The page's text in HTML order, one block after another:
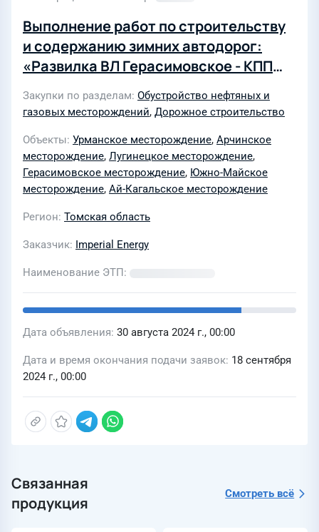
Выполнение работ по строительству
и содержанию зимних автодорог:
«Развилка ВЛ Герасимовское - КПП
Арчинское м/р» протяженностью
ориентировочно – 43 км; «КПП
Урманское м/р – 24 км; «Урманское
н.м.р.- граница Парабельского -
Каргасокского районов–Южно-
протяженностью ориентировочно –
56 км и зимняя автодорога для
устранения дефекта на км 73
на Лугинецком НГКМ",
протяжённостью 8 км
Закупки по разделам Обустройство нефтяных и
газовых месторождений, Дорожное строительство
Объекты Урманское месторождение, Арчинское
месторождение, Лугинецкое месторождение,
Герасимовское месторождение, Южно-Майское
месторождение, Ай-Кагальское месторождение
Регион Томская область
Заказчик Imperial Energy
Наименование ЭТП
Дата объявления 30 августа 2024 г., 00:00
Дата и время окончания подачи заявок 18 сентября
2024 г., 00:00
Связанная
продукция
Смотреть всё